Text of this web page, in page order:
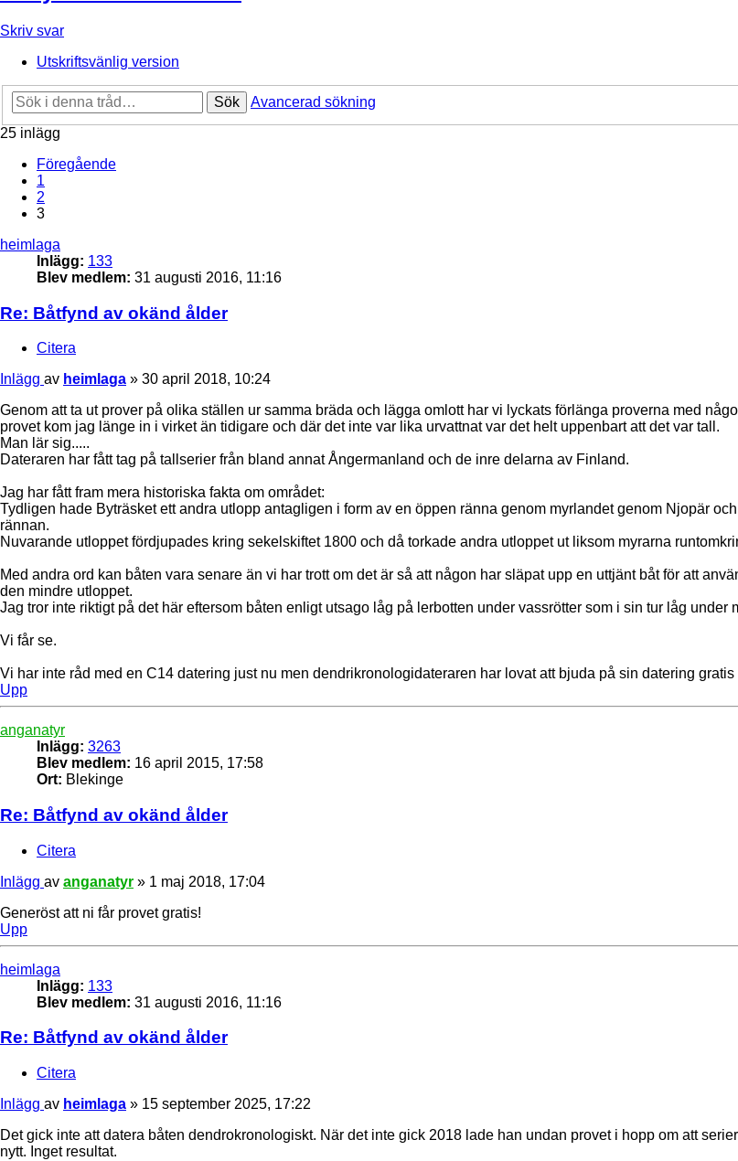
Skriv svar
Utskriftsvänlig version
Sök
Avancerad sökning
25 inlägg
Föregående
1
2
3
heimlaga
Inlägg: 133
Blev medlem: 31 augusti 2016, 11:16
Re: Båtfynd av okänd ålder
Citera
Inlägg av heimlaga » 30 april 2018, 10:24
Genom att ta ut prover på olika ställen ur samma bräda och lägga omlott har vi lyckats förlänga proverna med
provet kom jag länge in i virket än tidigare och där det inte var lika urvattnat var det helt uppenbart att det var tall.
Man lär sig.....
Dateraren har fått tag på tallserier från bland annat Ångermanland och de inre delarna av Finland.
Jag har fått fram mera historiska fakta om området:
Tydligen hade Byträsket ett andra utlopp antagligen i form av en öppen ränna genom myrlandet genom Njopär
rännan.
Nuvarande utloppet fördjupades kring sekelskiftet 1800 och då torkade andra utloppet ut liksom myrarna
Med andra ord kan båten vara senare än vi har trott om det är så att någon har släpat upp en uttjänt båt för att
den mindre utloppet.
Jag tror inte riktigt på det här eftersom båten enligt utsago låg på lerbotten under vassrötter som i sin tur låg
Vi får se.
Vi har inte råd med en C14 datering just nu men dendrikronologidateraren har lovat att bjuda på sin datering gratis
Upp
anganatyr
Inlägg: 3263
Blev medlem: 16 april 2015, 17:58
Ort: Blekinge
Re: Båtfynd av okänd ålder
Citera
Inlägg av anganatyr » 1 maj 2018, 17:04
Generöst att ni får provet gratis!
Upp
heimlaga
Inlägg: 133
Blev medlem: 31 augusti 2016, 11:16
Re: Båtfynd av okänd ålder
Citera
Inlägg av heimlaga » 15 september 2025, 17:22
Det gick inte att datera båten dendrokronologiskt. När det inte gick 2018 lade han undan provet i hopp om att
nytt. Inget resultat.